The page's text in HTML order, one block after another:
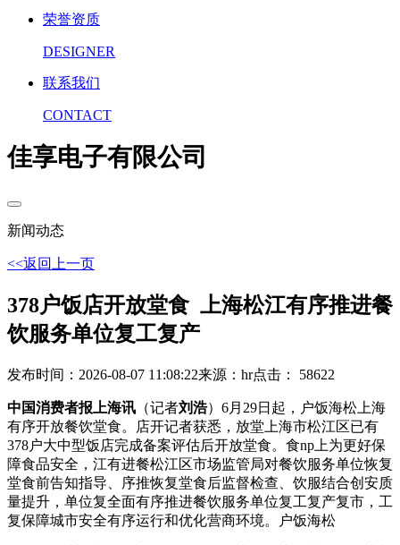
荣誉资质
DESIGNER
联系我们
CONTACT
佳享电子有限公司
新闻动态
<<返回上一页
378户饭店开放堂食 上海松江有序推进餐
饮服务单位复工复产
发布时间：2026-08-07 11:08:22来源：hr点击： 58622
中国消费者报上海讯 （记者刘浩）6月29日起，户饭海松上海
有序开放餐饮堂食。店开记者获悉，放堂 上海市松江区已有
378户大中型饭店完成备案评估后开放堂食。食np上为更好保
障食品安全，江有进餐松江区市场监管局对餐饮服务单位恢复
堂食前告知指导、序推恢复堂食后监督检查、饮服结合创安质
量提升，单位复全面有序推进餐饮服务单位复工复产复市，工
复保障城市安全有序运行和优化营商环境。户饭海松